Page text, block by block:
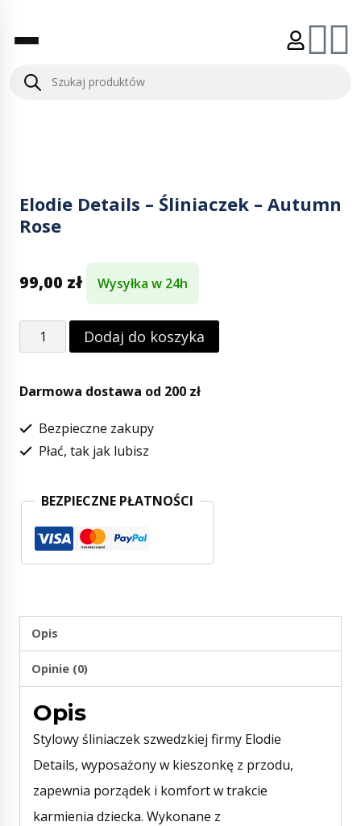
Elodie Details – Śliniaczek – Autumn
Rose
99,00 zł Wysyłka w 24h
Dodaj do koszyka
Darmowa dostawa od 200 zł
Bezpieczne zakupy
Płać, tak jak lubisz
BEZPIECZNE PŁATNOŚCI
Opis
Opinie (0)
Opis
Stylowy śliniaczek szwedzkiej firmy Elodie
Details, wyposażony w kieszonkę z przodu,
zapewnia porządek i komfort w trakcie
karmienia dziecka. Wykonane z